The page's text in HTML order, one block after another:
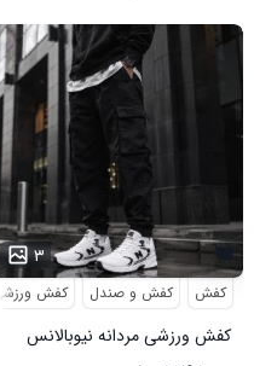
۳
کفش کفش و صندل کفش ورزشی
کفش ورزشی مردانه نیوبالانس